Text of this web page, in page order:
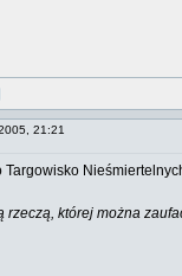
2005, 21:21
Targowisko
rzeczą, której można